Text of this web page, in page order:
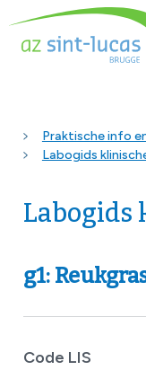
Praktische info
Labogids
Labogids
g1:
Code LIS